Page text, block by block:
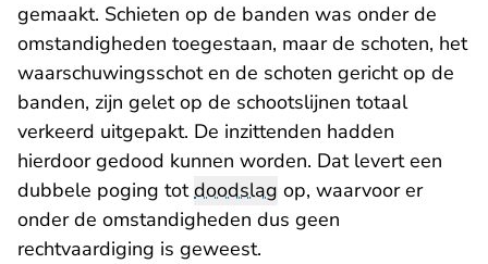
gemaakt. Schieten op de banden was onder de
omstandigheden toegestaan, maar de schoten, het
waarschuwingsschot en de schoten gericht op de
banden, zijn gelet op de schootslijnen totaal
verkeerd uitgepakt. De inzittenden hadden
hierdoor gedood kunnen worden. Dat levert een
dubbele poging totdoodslag op, waarvoor er
onder de omstandigheden dus geen
rechtvaardiging is geweest.